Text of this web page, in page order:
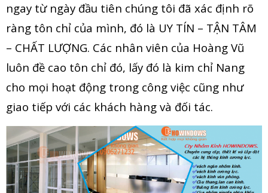
ngay từ ngày đầu tiên chúng tôi đã xác định rõ
ràng tôn chỉ của mình, đó là UY TÍN – TẬN TÂM
– CHẤT LƯỢNG. Các nhân viên của Hoàng Vũ
luôn đề cao tôn chỉ đó, lấy đó là kim chỉ Nang
cho mọi hoạt động trong công việc cũng như
giao tiếp với các khách hàng và đối tác.